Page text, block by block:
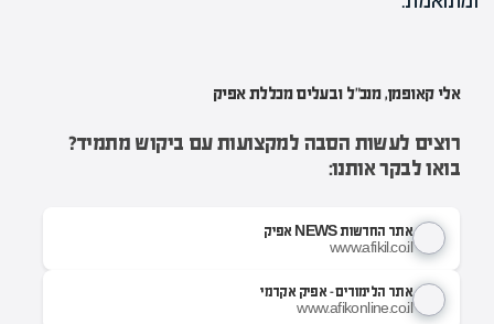
אלי קאופמן, מנכ"ל ובעלים מכללת אפיק
רוצים לעשות הסבה למקצועות עם ביקוש מתמיד?
בואו לבקר אותנו:
אתר החדשות NEWS אפיק
www.afikil.co.il
אתר הלימודים - אפיק אקדמי
www.afikonline.co.il